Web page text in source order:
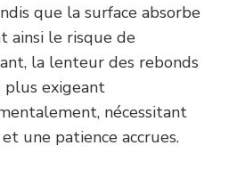
que la surface absorbe
ainsi le risque de
la lenteur des rebonds
exigeant
nécessitant
une patience accrues.